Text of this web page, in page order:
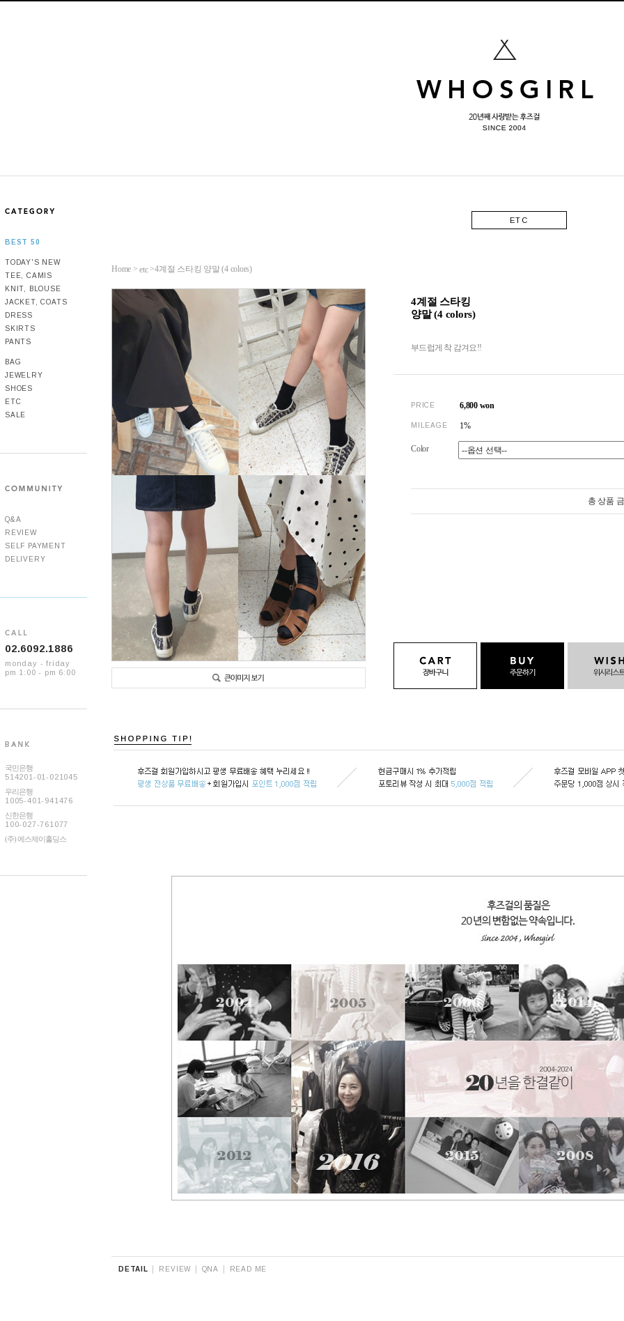
BEST 50
TODAY'S NEW
TEE, CAMIS
KNIT, BLOUSE
JACKET, COATS
DRESS
SKIRTS
PANTS
BAG
JEWELRY
SHOES
ETC
SALE
Q&A
REVIEW
SELF PAYMENT
DELIVERY
02.6092.1886
monday - friday
pm 1:00 - pm 6:00
국민은행
514201-01-021045
우리은행
1005-401-941476
신한은행
100-027-761077
(주) 에스제이홀딩스
ETC
Home >etc >4계절 스타킹 양말 (4 colors)
4계절 스타킹
양말 (4 colors)
부드럽게 착 감겨요!!
PRICE 6,800won
MILEAGE 1%
Color
총 상품
DETAIL REVIEW QNA READ ME